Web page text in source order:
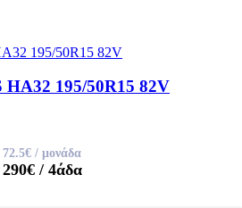
195/50R15 82V
72.5€ / μονάδα
290€/ 4άδα